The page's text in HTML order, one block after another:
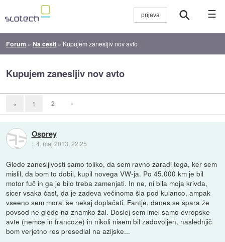
☰
Forum » Na cesti » Kupujem zanesljiv nov avto
Kupujem zanesljiv nov avto
« 1 2 »
Osprey
::4. maj 2013, 22:25
Glede zanesljivosti samo toliko, da sem ravno zaradi tega, ker sem
mislil, da bom to dobil, kupil novega VW-ja. Po 45.000 km je bil
motor fuč in ga je bilo treba zamenjati. In ne, ni bila moja krivda,
sicer vsaka čast, da je zadeva večinoma šla pod kulanco, ampak
vseeno sem moral še nekaj doplačati. Fantje, danes se špara že
povsod ne glede na znamko žal. Doslej sem imel samo evropske
avte (nemce in francoze) in nikoli nisem bil zadovoljen, naslednjič
bom verjetno res presedlal na azijske...